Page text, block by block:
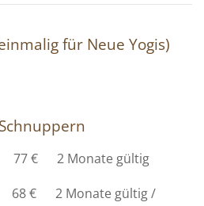
für Neue Yogis)
€ 2 Monate gültig
€ 2 Monate gültig /